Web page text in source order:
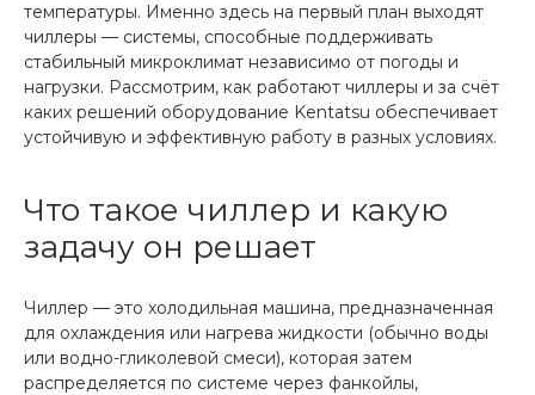
температуры. Именно здесь на первый план выходят
чиллеры — системы, способные поддерживать
стабильный микроклимат независимо от погоды и
нагрузки. Рассмотрим, как работают чиллеры и за счёт
каких решений оборудование Kentatsu обеспечивает
устойчивую и эффективную работу в разных условиях.
Что такое чиллер и какую
задачу он решает
Чиллер — это холодильная машина, предназначенная
для охлаждения или нагрева жидкости (обычно воды
или водно-гликолевой смеси), которая затем
распределяется по системе через фанкойлы,